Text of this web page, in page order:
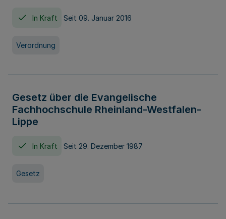
In Kraft Seit 09. Januar 2016
Verordnung
Gesetz über die Evangelische
Fachhochschule Rheinland-Westfalen-
Lippe
In Kraft Seit 29. Dezember 1987
Gesetz